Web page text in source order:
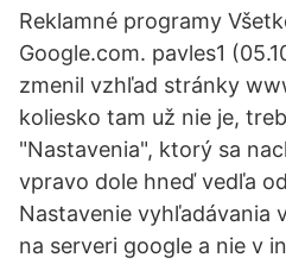
Reklamné programy
Google.com. pavles1
zmenil vzhľad stránky
koliesko tam už nie je,
"Nastavenia", ktorý sa
vpravo dole hneď vedľa
Nastavenie vyhľadávania
na serveri google a nie v